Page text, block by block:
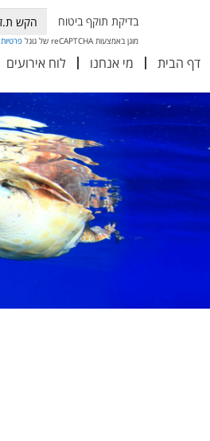
בדיקת תוקף ביטוח
מוגן באמצעות reCAPTCHA של גוגל פרטיות
דף הבית מי אנחנו לוח אירועים